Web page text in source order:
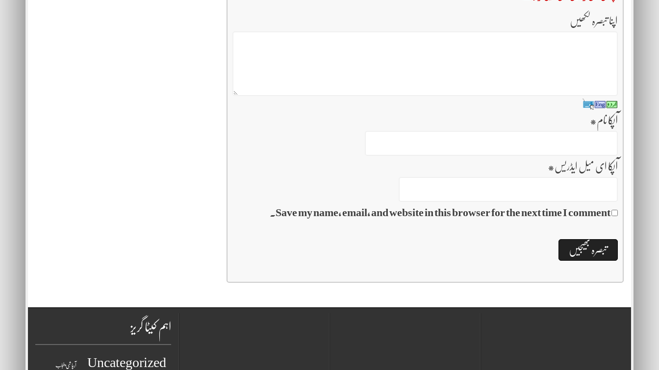
اپنا تبصرہ لکھیں
آپکا نام *
آپکا ای میل ایڈریس *
Save my name, email, and website in this browser for the next time I comment.
اہم کیٹا گریز
Uncategorized آبپاشی پنجاب